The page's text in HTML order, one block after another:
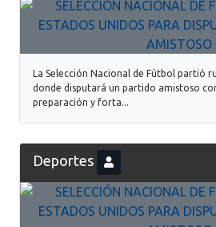
La Selección Nacional de Fútbol partió
donde disputará un partido amistoso
preparación y forta...
Deportes